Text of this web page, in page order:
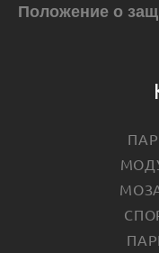
Положение о